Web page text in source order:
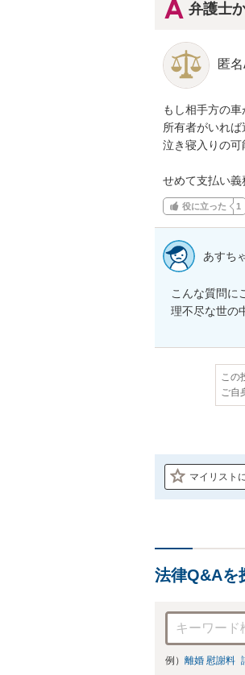
弁護士
匿
もし相手方の
所有者がいれ
泣き寝入りの可
せめて支払い義
役に立った 1
あすち
こんな質問に
理不尽な世の
この
ご自
マイリスト
法律Q&Aを
例） 離婚 慰謝料